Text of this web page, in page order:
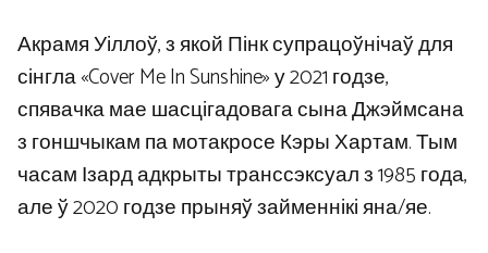
Акрамя Уіллоў, з якой Пінк супрацоўнічаў для
сінгла «Cover Me In Sunshine» у 2021 годзе,
спявачка мае шасцігадовага сына Джэймсана
з гоншчыкам па мотакросе Кэры Хартам. Тым
часам Ізард адкрыты транссэксуал з 1985 года,
але ў 2020 годзе прыняў займеннікі яна/яе.